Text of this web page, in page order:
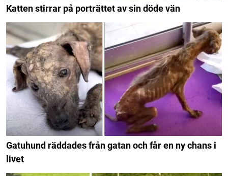
Katten stirrar på porträttet av sin döde vän
Gatuhund räddades från gatan och får en ny chans i
livet